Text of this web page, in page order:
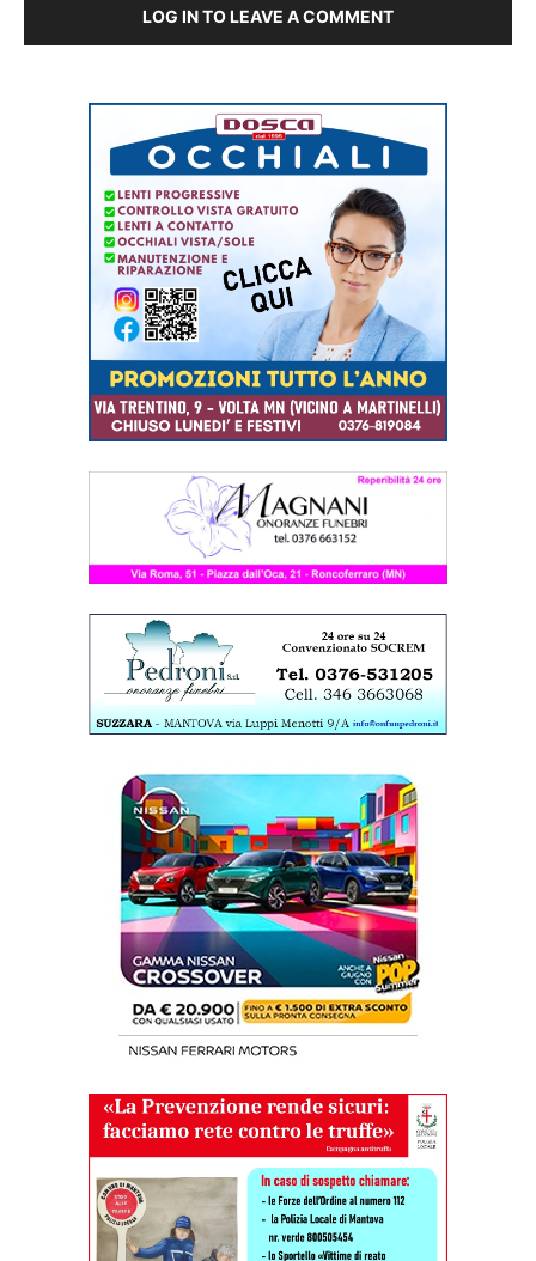
LOG IN TO LEAVE A COMMENT